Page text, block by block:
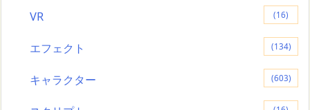
VR (16)
エフェクト (134)
キャラクター (603)